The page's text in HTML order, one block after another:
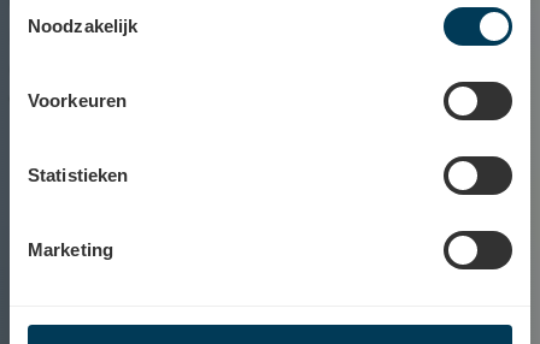
Noodzakelijk
Voorkeuren
Statistieken
Marketing
nood hebben aan een hooroplossing teneinde
verbeteren.